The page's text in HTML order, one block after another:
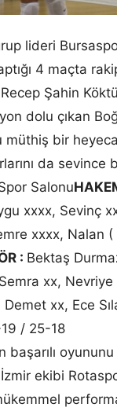
lideri
4 maçta
Şahin
dolu çıkan
bir
da sevince
Salonu
xxxx, Sevinç
xxxx, Nalan
: Bektaş
xx,
xx, Ece
/ 25-18
ekibi